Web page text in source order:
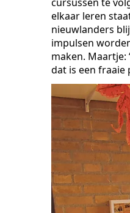
elkaar leren
nieuwlanders
impulsen
maken.
dat is een fraaie